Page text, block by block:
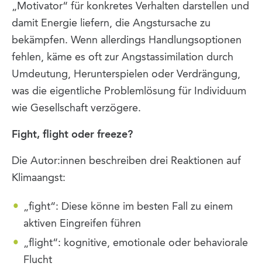
„Motivator“ für konkretes Verhalten darstellen und
damit Energie liefern, die Angstursache zu
bekämpfen. Wenn allerdings Handlungsoptionen
fehlen, käme es oft zur Angstassimilation durch
Umdeutung, Herunterspielen oder Verdrängung,
was die eigentliche Problemlösung für Individuum
wie Gesellschaft verzögere.
Fight, flight oder freeze?
Die Autor:innen beschreiben drei Reaktionen auf
Klimaangst:
„fight“: Diese könne im besten Fall zu einem
aktiven Eingreifen führen
„flight“: kognitive, emotionale oder behaviorale
Flucht